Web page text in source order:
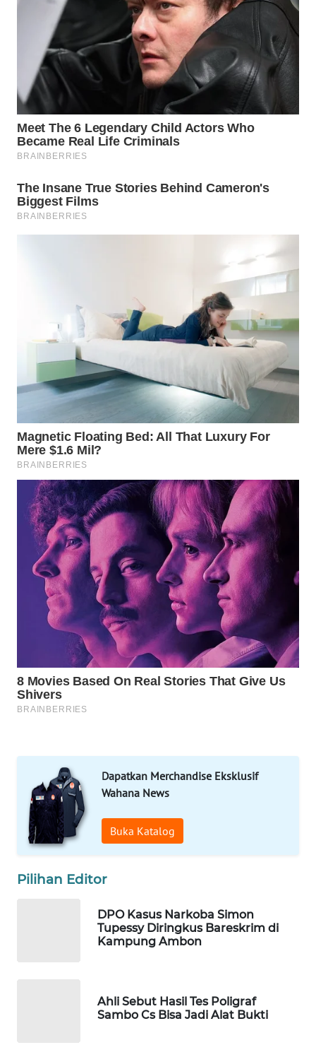
Dapatkan Merchandise Eksklusif
Wahana News
Buka Katalog
Pilihan Editor
DPO Kasus Narkoba Simon
Tupessy Diringkus Bareskrim di
Kampung Ambon
Ahli Sebut Hasil Tes Poligraf
Sambo Cs Bisa Jadi Alat Bukti
WN
LABUANBAJO
WN
BORNEO
Wahana
Media
Group
WAHANA
NEWS
WAHANA
WAHANA
INFRASTRUKTUR
WAHANA
WAHANA
LISTRIK
WAHANA
TRAVEL
WAHANA
TV
WAHANANEWS
ID
WAHANANEWS
CO ID
WAHANANEWS
WAHANA
SPORT
WAHANA
UMKM
SELEB